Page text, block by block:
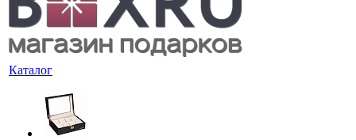
Каталог